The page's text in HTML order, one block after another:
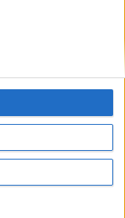
te daremos
consejos para tu